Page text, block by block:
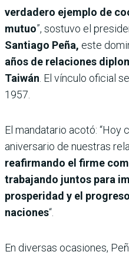
verdadero ejemplo de
mutuo”, sostuvo el
Santiago Peña, este
años de relaciones
Taiwán . El vínculo oficial
1957.
El mandatario acotó: “Hoy
aniversario de nuestras
reafirmando el firme
trabajando juntos para
prosperidad y el
naciones“.
En diversas ocasiones,